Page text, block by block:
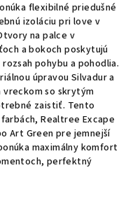
flexibilné priedušné
izoláciu pri love v
na palce v
a bokoch poskytujú
pohybu a pohodlia.
úpravou Silvadur a
vreckom so skrytým
zaistiť. Tento
Realtree Excape
Art Green pre jemnejší
maximálny komfort
perfektný